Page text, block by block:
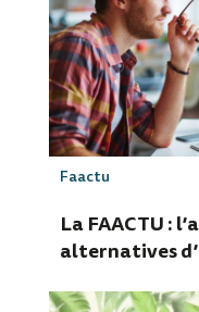
La FAACTU :
alternatives
Faactu